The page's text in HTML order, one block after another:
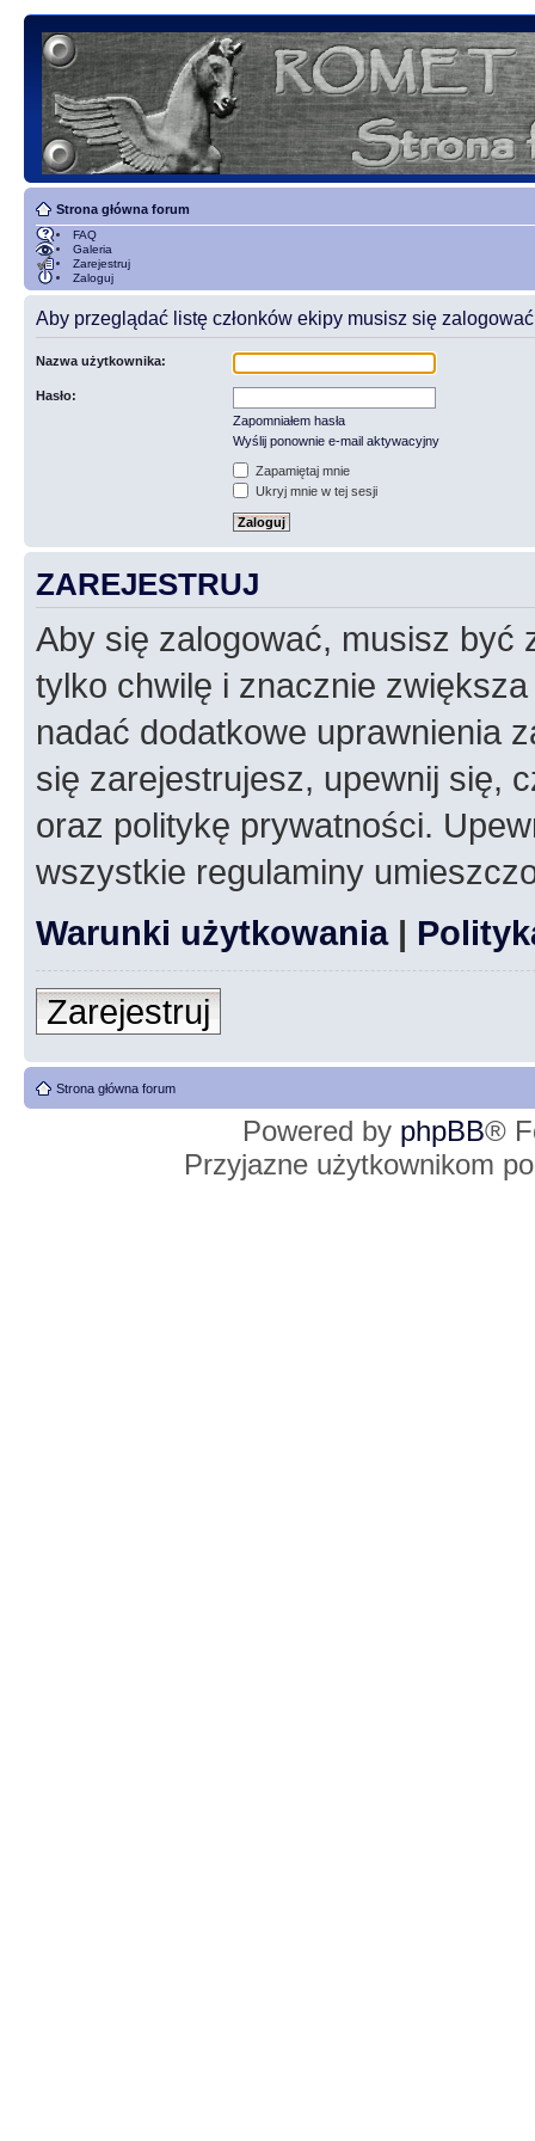
Strona główna forum
FAQ
Galeria
Zarejestruj
Zaloguj
Aby przeglądać listę członków ekipy musisz się
Nazwa użytkownika:
Hasło:
Zapomniałem hasła
Wyślij ponownie e-mail aktywacyjny
Zapamiętaj mnie
Ukryj mnie w tej sesji
ZAREJESTRUJ
Aby się zalogować, musisz być
tylko chwilę i znacznie
nadać dodatkowe uprawnienia
się zarejestrujesz, upewnij się,
oraz politykę prywatności.
wszystkie regulaminy
Warunki użytkowania|
Zarejestruj
Strona główna forum
Powered by phpBB®
Przyjazne użytkownikom